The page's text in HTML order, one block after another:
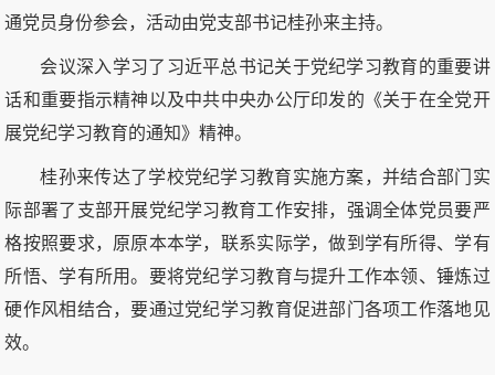
通党员身份参会，活动由党支部书记桂孙来主持。
会议深入学习了习近平总书记关于党纪学习教育的重要讲
话和重要指示精神以及中共中央办公厅印发的《关于在全党开
展党纪学习教育的通知》精神。
桂孙来传达了学校党纪学习教育实施方案，并结合部门实
际部署了支部开展党纪学习教育工作安排，强调全体党员要严
格按照要求，原原本本学，联系实际学，做到学有所得、学有
所悟、学有所用。要将党纪学习教育与提升工作本领、锤炼过
硬作风相结合，要通过党纪学习教育促进部门各项工作落地见
效。